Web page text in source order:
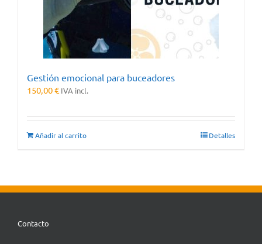
Gestión emocional para buceadores
150,00€ IVA incl.
Añadir al carrito Detalles
Contacto